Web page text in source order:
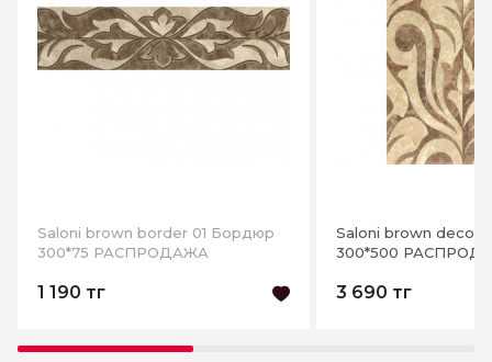
Saloni brown border 01 Бордюр
300*75 РАСПРОДАЖА
1 190 тг
Saloni brown decor
300*500
3 690 тг